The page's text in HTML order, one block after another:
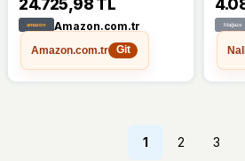
Amazon.com.tr
Amazon.com.tr
Git
1 2 3